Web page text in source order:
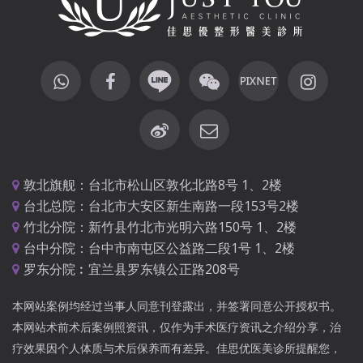
敦北旗舰：台北市松山区敦化北路8号 1、2楼
台北总院：台北市大安区新生南路一段153号2楼
竹北分院：新竹县竹北市光明六路150号 1、2楼
台中分院：台中市南屯区公益路二段1号 1、2楼
罗东分院︰宜兰县罗东镇公正路208号
本网站案例均经过当事人同意刊登露出，并签署同意公开授权书。
本网站术前术后案例照资讯，仅作为手术医疗资讯之介绍分享，治
疗效果因个人体质与术后保养而有差异。佳思优医美诊所提醒您，